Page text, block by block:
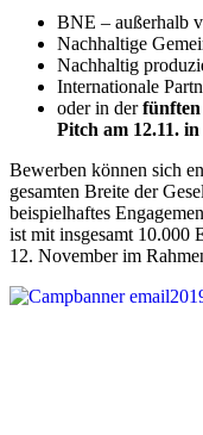
BNE – außerhalb
Nachhaltige
Nachhaltig
Internationale
oder in derfünften
Pitch am 12.11.
Bewerben können sich
gesamten Breite der
beispielhaftes
ist mit insgesamt 10.000
12. November im